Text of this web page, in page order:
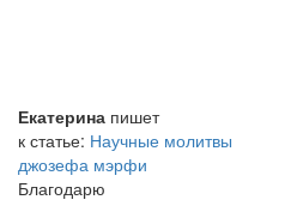
Екатерина пишет
к статье: Научные молитвы
джозефа мэрфи
Благодарю